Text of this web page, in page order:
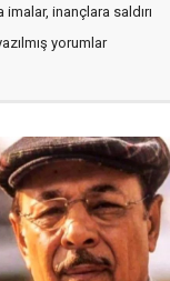
inançlara saldırı
yorumlar